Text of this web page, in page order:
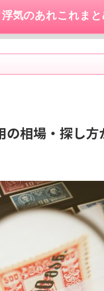
浮気のあれこれま
相場・探し方